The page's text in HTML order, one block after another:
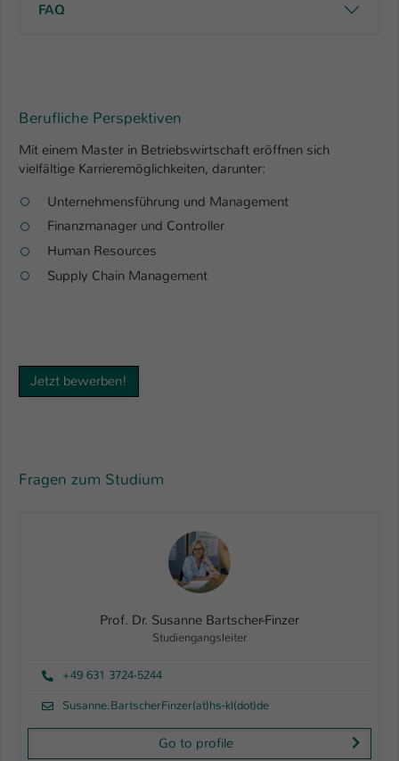
FAQ
Berufliche Perspektiven
Mit einem Master in Betriebswirtschaft eröffnen sich
vielfältige Karrieremöglichkeiten, darunter:
Unternehmensführung und Management
Finanzmanager und Controller
Human Resources
Supply Chain Management
Jetzt bewerben!
Fragen zum Studium
Prof. Dr. Susanne Bartscher-Finzer
Studiengangsleiter
+49 631 3724-5244
Susanne.BartscherFinzer(at)hs-kl(dot)de
Go to profile